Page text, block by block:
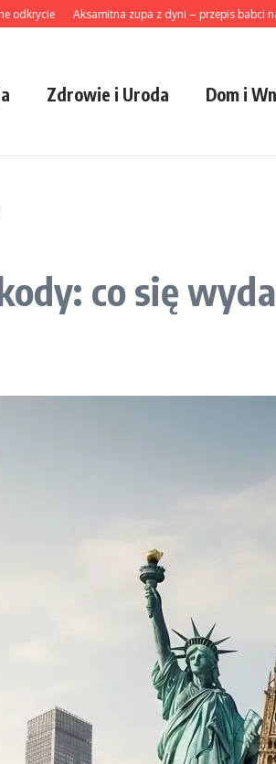
Aksamitna zupa z dyni – przepis babci na
Zdrowie i Uroda Dom i
co się